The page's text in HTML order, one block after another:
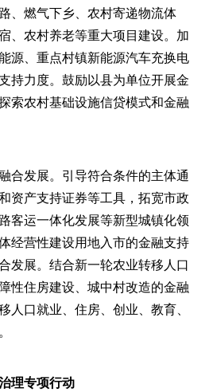
、燃气下乡、农村寄递物流体
、农村养老等重大项目建设。加
源、重点村镇新能源汽车充换电
持力度。鼓励以县为单位开展金
索农村基础设施信贷模式和金融
合发展。引导符合条件的主体通
资产支持证券等工具，拓宽市政
客运一体化发展等新型城镇化领
经营性建设用地入市的金融支持
发展。结合新一轮农业转移人口
性住房建设、城中村改造的金融
人口就业、住房、创业、教育、
理专项行动